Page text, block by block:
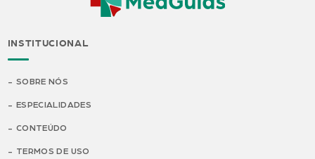
INSTITUCIONAL
SOBRE NÓS
ESPECIALIDADES
CONTEÚDO
TERMOS DE USO